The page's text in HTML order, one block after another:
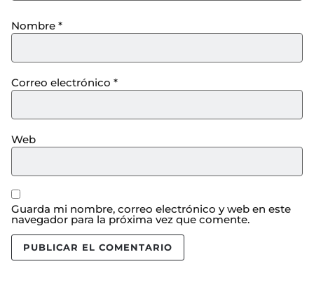
Nombre *
Correo electrónico *
Web
Guarda mi nombre, correo electrónico y web en este
navegador para la próxima vez que comente.